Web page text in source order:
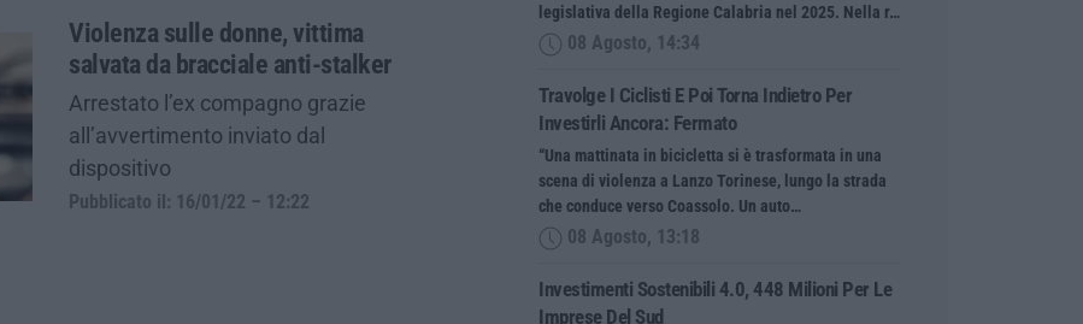
Violenza sulle donne, vittima
salvata da bracciale anti-stalker
Arrestato l’ex compagno grazie
all’avvertimento inviato dal
dispositivo
Pubblicato il: 16/01/22 – 12:22
legislativa della Regione Calabria nel 2025. Nella r…
08 Agosto, 14:34
Travolge I Ciclisti E Poi Torna Indietro Per
Investirli Ancora: Fermato
“Una mattinata in bicicletta si è trasformata in una
scena di violenza a Lanzo Torinese, lungo la strada
che conduce verso Coassolo. Un auto…
08 Agosto, 13:18
Investimenti Sostenibili 4.0, 448 Milioni Per Le
Imprese Del Sud